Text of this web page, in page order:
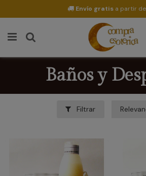
Envío gratis a partir
Baños y
Filtrar